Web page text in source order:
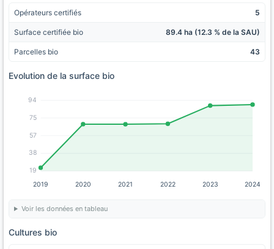
Opérateurs certifiés 5
Surface certifiée bio 89.4 ha (12.3 % de la SAU)
Parcelles bio 43
Evolution de la surface bio
19
38
57
75
94
2019 2020 2021 2022 2023 2024
Voir les données en tableau
Cultures bio